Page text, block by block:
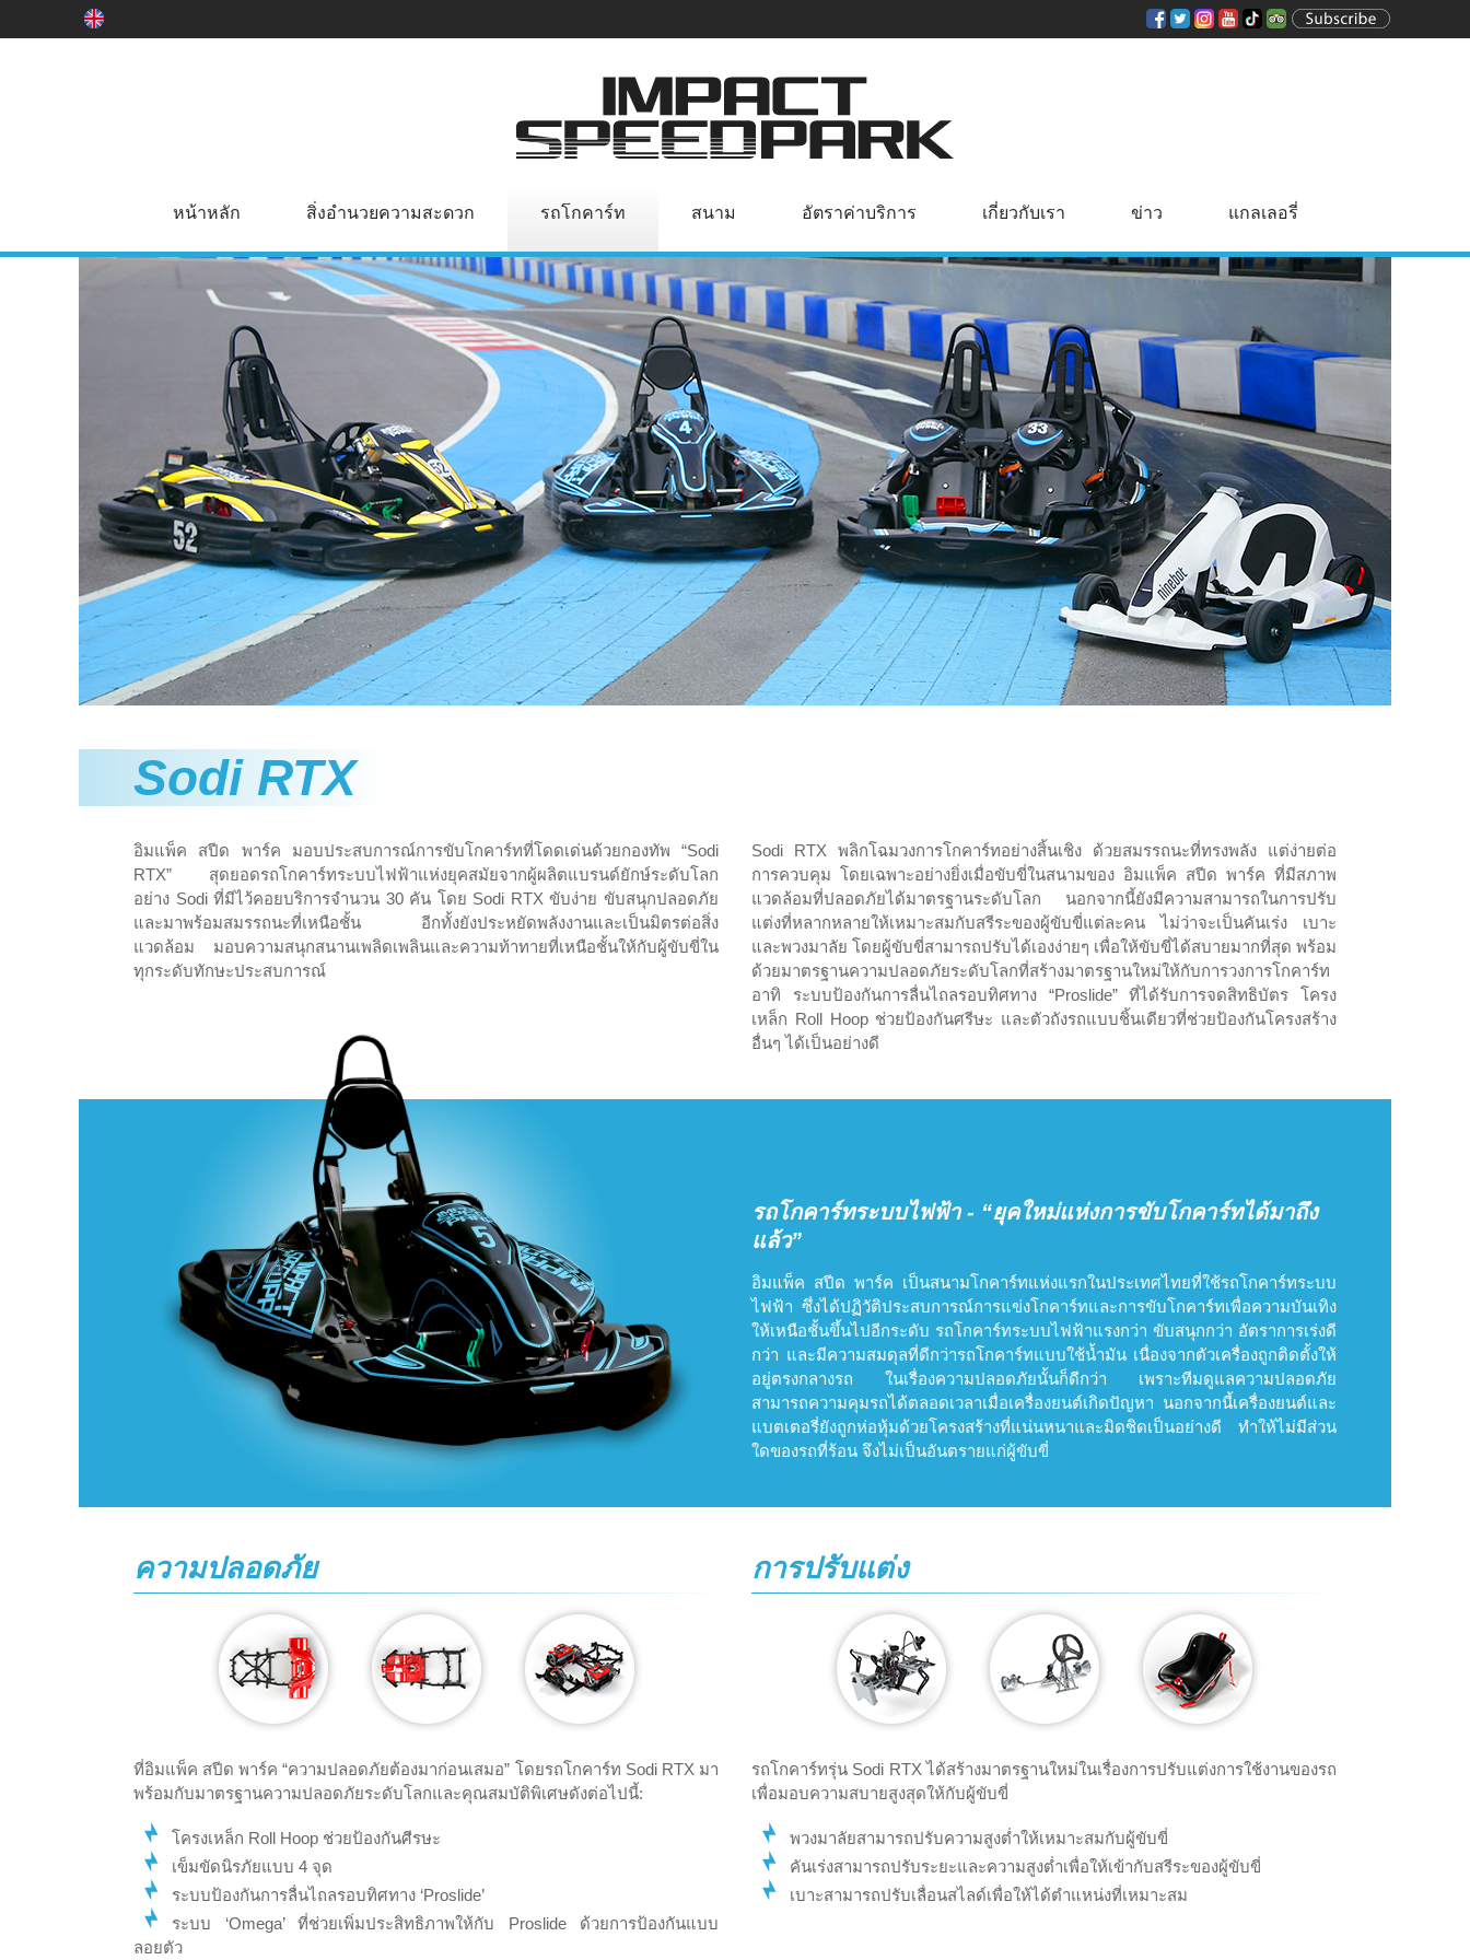
หน้าหลัก สิ่งอำนวยความสะดวก รถโกคาร์ท สนาม อัตราค่าบริการ เกี่ยวกับเรา ข่าว แกลเลอรี่
Sodi RTX
อิมแพ็ค สปีด พาร์ค มอบประสบการณ์การขับโกคาร์ทที่โดดเด่นด้วยกองทัพ “Sodi
RTX” สุดยอดรถโกคาร์ทระบบไฟฟ้าแห่งยุคสมัยจากผู้ผลิตแบรนด์ยักษ์ระดับโลก
อย่าง Sodi ที่มีไว้คอยบริการจำนวน 30 คัน โดย Sodi RTX ขับง่าย ขับสนุกปลอดภัย
และมาพร้อมสมรรถนะที่เหนือชั้น อีกทั้งยังประหยัดพลังงานและเป็นมิตรต่อสิ่ง
แวดล้อม มอบความสนุกสนานเพลิดเพลินและความท้าทายที่เหนือชั้นให้กับผู้ขับขี่ใน
ทุกระดับทักษะประสบการณ์
Sodi RTX พลิกโฉมวงการโกคาร์ทอย่างสิ้นเชิง ด้วยสมรรถนะที่ทรงพลัง แต่ง่ายต่อ
การควบคุม โดยเฉพาะอย่างยิ่งเมื่อขับขี่ในสนามของ อิมแพ็ค สปีด พาร์ค ที่มีสภาพ
แวดล้อมที่ปลอดภัยได้มาตรฐานระดับโลก นอกจากนี้ยังมีความสามารถในการปรับ
แต่งที่หลากหลายให้เหมาะสมกับสรีระของผู้ขับขี่แต่ละคน ไม่ว่าจะเป็นคันเร่ง เบาะ
และพวงมาลัย โดยผู้ขับขี่สามารถปรับได้เองง่ายๆ เพื่อให้ขับขี่ได้สบายมากที่สุด พร้อม
ด้วยมาตรฐานความปลอดภัยระดับโลกที่สร้างมาตรฐานใหม่ให้กับการวงการโกคาร์ท
อาทิ ระบบป้องกันการลื่นไถลรอบทิศทาง “Proslide” ที่ได้รับการจดสิทธิบัตร โครง
เหล็ก Roll Hoop ช่วยป้องกันศรีษะ และตัวถังรถแบบชิ้นเดียวที่ช่วยป้องกันโครงสร้าง
อื่นๆ ได้เป็นอย่างดี
รถโกคาร์ทระบบไฟฟ้า - “ยุคใหม่แห่งการขับโกคาร์ทได้มาถึง
แล้ว”
อิมแพ็ค สปีด พาร์ค เป็นสนามโกคาร์ทแห่งแรกในประเทศไทยที่ใช้รถโกคาร์ทระบบ
ไฟฟ้า ซึ่งได้ปฏิวัติประสบการณ์การแข่งโกคาร์ทและการขับโกคาร์ทเพื่อความบันเทิง
ให้เหนือชั้นขึ้นไปอีกระดับ รถโกคาร์ทระบบไฟฟ้าแรงกว่า ขับสนุกกว่า อัตราการเร่งดี
กว่า และมีความสมดุลที่ดีกว่ารถโกคาร์ทแบบใช้น้ำมัน เนื่องจากตัวเครื่องถูกติดตั้งให้
อยู่ตรงกลางรถ ในเรื่องความปลอดภัยนั้นก็ดีกว่า เพราะทีมดูแลความปลอดภัย
สามารถความคุมรถได้ตลอดเวลาเมื่อเครื่องยนต์เกิดปัญหา นอกจากนี้เครื่องยนต์และ
แบตเตอรี่ยังถูกห่อหุ้มด้วยโครงสร้างที่แน่นหนาและมิดชิดเป็นอย่างดี ทำให้ไม่มีส่วน
ใดของรถที่ร้อน จึงไม่เป็นอันตรายแก่ผู้ขับขี่
ความปลอดภัย
ที่อิมแพ็ค สปีด พาร์ค “ความปลอดภัยต้องมาก่อนเสมอ” โดยรถโกคาร์ท Sodi RTX มา
พร้อมกับมาตรฐานความปลอดภัยระดับโลกและคุณสมบัติพิเศษดังต่อไปนี้:
โครงเหล็ก Roll Hoop ช่วยป้องกันศีรษะ
เข็มขัดนิรภัยแบบ 4 จุด
ระบบป้องกันการลื่นไถลรอบทิศทาง ‘Proslide’
ระบบ ‘Omega’ ที่ช่วยเพิ่มประสิทธิภาพให้กับ Proslide ด้วยการป้องกันแบบ
ลอยตัว
การปรับแต่ง
รถโกคาร์ทรุ่น Sodi RTX ได้สร้างมาตรฐานใหม่ในเรื่องการปรับแต่งการใช้งานของรถ
เพื่อมอบความสบายสูงสุดให้กับผู้ขับขี่
พวงมาลัยสามารถปรับความสูงต่ำให้เหมาะสมกับผู้ขับขี่
คันเร่งสามารถปรับระยะและความสูงต่ำเพื่อให้เข้ากับสรีระของผู้ขับขี่
เบาะสามารถปรับเลื่อนสไลด์เพื่อให้ได้ตำแหน่งที่เหมาะสม